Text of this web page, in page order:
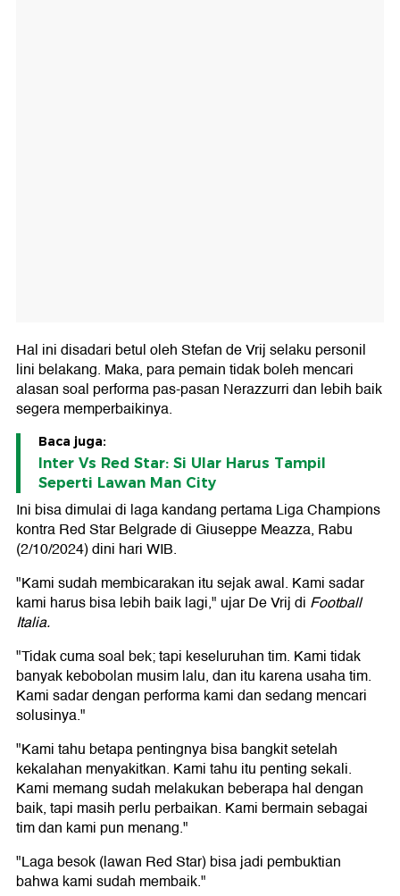
Hal ini disadari betul oleh Stefan de Vrij selaku personil
lini belakang. Maka, para pemain tidak boleh mencari
alasan soal performa pas-pasan Nerazzurri dan lebih baik
segera memperbaikinya.
Baca juga:
Inter Vs Red Star: Si Ular Harus Tampil
Seperti Lawan Man City
Ini bisa dimulai di laga kandang pertama Liga Champions
kontra Red Star Belgrade di Giuseppe Meazza, Rabu
(2/10/2024) dini hari WIB.
"Kami sudah membicarakan itu sejak awal. Kami sadar
kami harus bisa lebih baik lagi," ujar De Vrij di Football
Italia.
"Tidak cuma soal bek; tapi keseluruhan tim. Kami tidak
banyak kebobolan musim lalu, dan itu karena usaha tim.
Kami sadar dengan performa kami dan sedang mencari
solusinya."
"Kami tahu betapa pentingnya bisa bangkit setelah
kekalahan menyakitkan. Kami tahu itu penting sekali.
Kami memang sudah melakukan beberapa hal dengan
baik, tapi masih perlu perbaikan. Kami bermain sebagai
tim dan kami pun menang."
"Laga besok (lawan Red Star) bisa jadi pembuktian
bahwa kami sudah membaik."